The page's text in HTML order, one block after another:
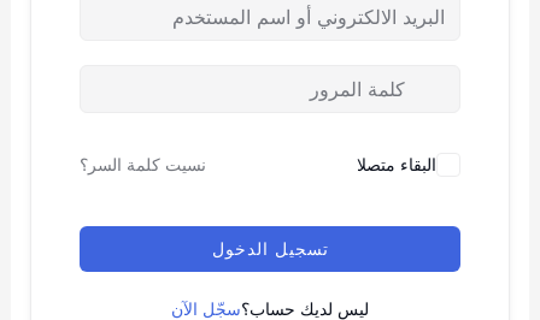
البقاء متصلا نسيت كلمة السر؟
تسجيل الدخول
ليس لديك حساب؟سجّل الآن